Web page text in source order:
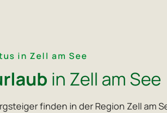
in Zell am See
in Zell am See
finden in der Region Zell am